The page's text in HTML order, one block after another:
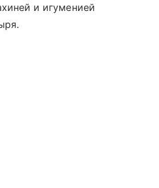
и игуменией
.